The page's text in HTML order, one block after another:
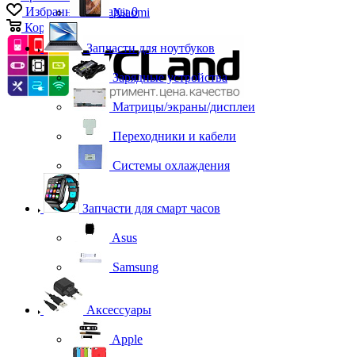
Избранные товары 0
Корзина 0
Xiaomi
Запчасти для ноутбуков
Зарядные устройства
Матрицы/экраны/дисплеи
Переходники и кабели
Системы охлаждения
Запчасти для смарт часов
Asus
Samsung
Аксессуары
Apple